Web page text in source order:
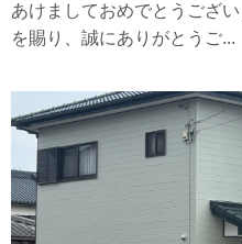
あけましておめでとうござ
を賜り、誠にありがとうご...